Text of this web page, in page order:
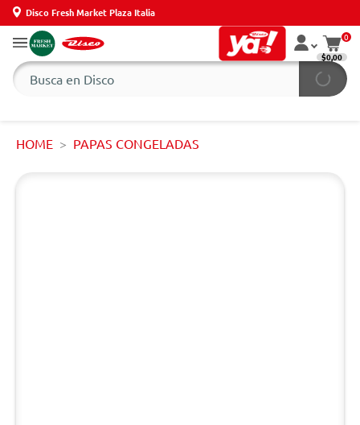
Disco Fresh Market Plaza Italia
0
$0,00
HOME PAPAS CONGELADAS